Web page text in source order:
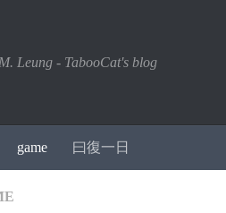
Leung - TabooCat's blog
game 曰復一日